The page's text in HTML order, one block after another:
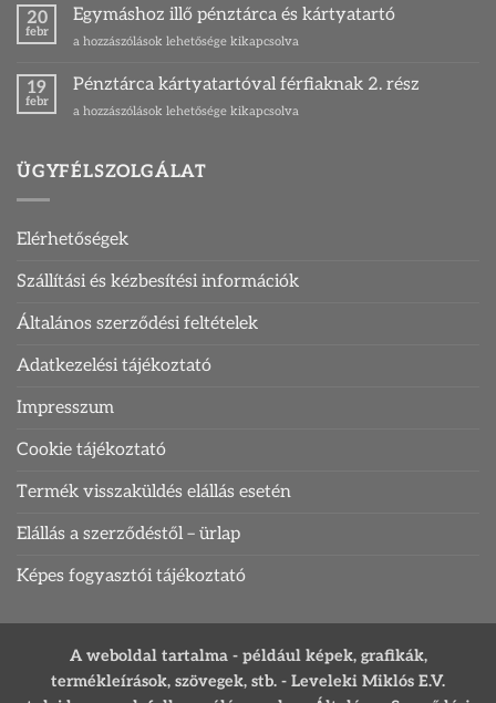
bejegyzéshez
bejegyzéshez
pénztárca
modellek
bejegyzéshez
20
febr
Egymáshoz illő pénztárca és kártyatartó
Egymáshoz
pénztárca
kártyatartó
a hozzászólások lehetősége kikapcsolva
19
febr
Pénztárca kártyatartóval férfiaknak 2. rész
Pénztárca
2.
a hozzászólások lehetősége kikapcsolva
ÜGYFÉLSZOLGÁLAT
Elérhetőségek
Szállítási és kézbesítési információk
Általános szerződési feltételek
Adatkezelési tájékoztató
Impresszum
Cookie tájékoztató
Termék visszaküldés elállás esetén
Elállás a szerződéstől – ürlap
Képes fogyasztói tájékoztató
A weboldal tartalma - például képek, grafikák,
termékleírások, szövegek, stb. - Leveleki Miklós E.V.